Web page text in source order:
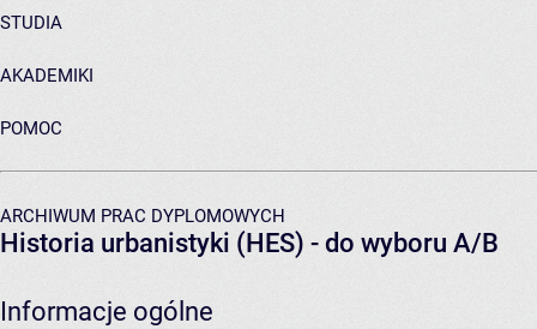
STUDIA
AKADEMIKI
POMOC
ARCHIWUM PRAC DYPLOMOWYCH
Historia urbanistyki (HES) - do wyboru A/B
Informacje ogólne